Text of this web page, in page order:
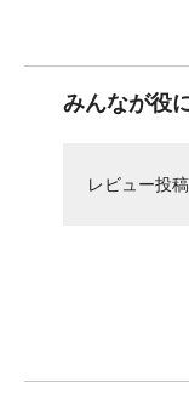
みんなが役
レビュー投